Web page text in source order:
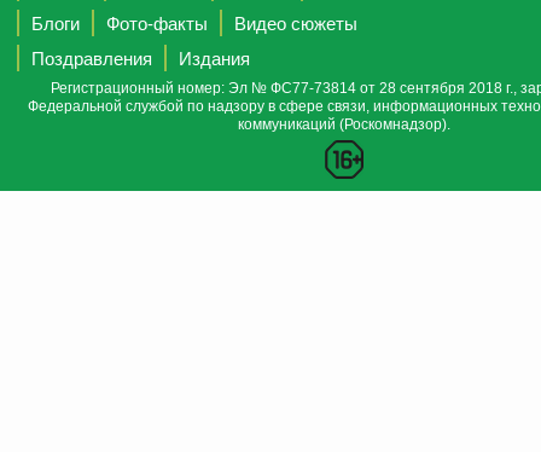
Блоги
Фото-факты
Видео сюжеты
Поздравления
Издания
Регистрационный номер: Эл № ФС77-73814 от 28 сентября 2018 г.,
Федеральной службой по надзору в сфере связи, информационных
коммуникаций (Роскомнадзор).